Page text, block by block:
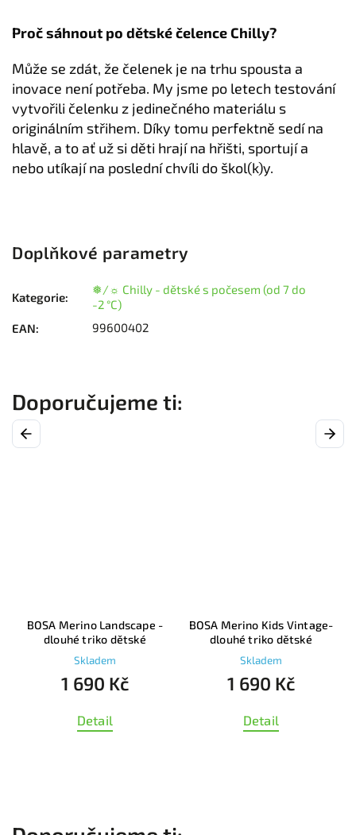
Proč sáhnout po dětské čelence Chilly?
Může se zdát, že čelenek je na trhu spousta a
inovace není potřeba. My jsme po letech testování
vytvořili čelenku z jedinečného materiálu s
originálním střihem. Díky tomu perfektně sedí na
hlavě, a to ať už si děti hrají na hřišti, sportují a
nebo utíkají na poslední chvíli do škol(k)y.
Doplňkové parametry
Kategorie:
❅/☼ Chilly - dětské s počesem (od 7 do
-2 °C)
EAN: 99600402
Previous
BOSA Merino Landscape -
dlouhé triko dětské
Skladem
1 690 Kč
Detail
BOSA Merino Kids Vintage-
dlouhé triko dětské
Skladem
1 690 Kč
Detail
Next